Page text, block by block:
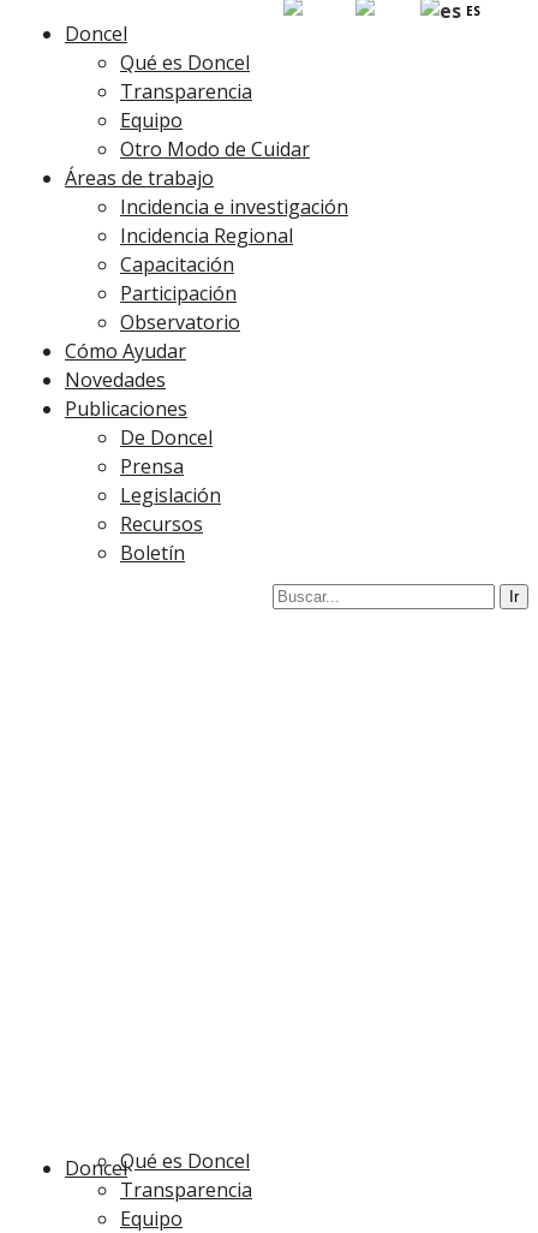
Doncel
Qué es Doncel
Transparencia
Equipo
Otro Modo de Cuidar
Áreas de trabajo
Incidencia e investigación
Incidencia Regional
Capacitación
Participación
Observatorio
Cómo Ayudar
Novedades
Publicaciones
De Doncel
Prensa
Legislación
Recursos
Boletín
DoncelQué es Doncel
Transparencia
Equipo
ES